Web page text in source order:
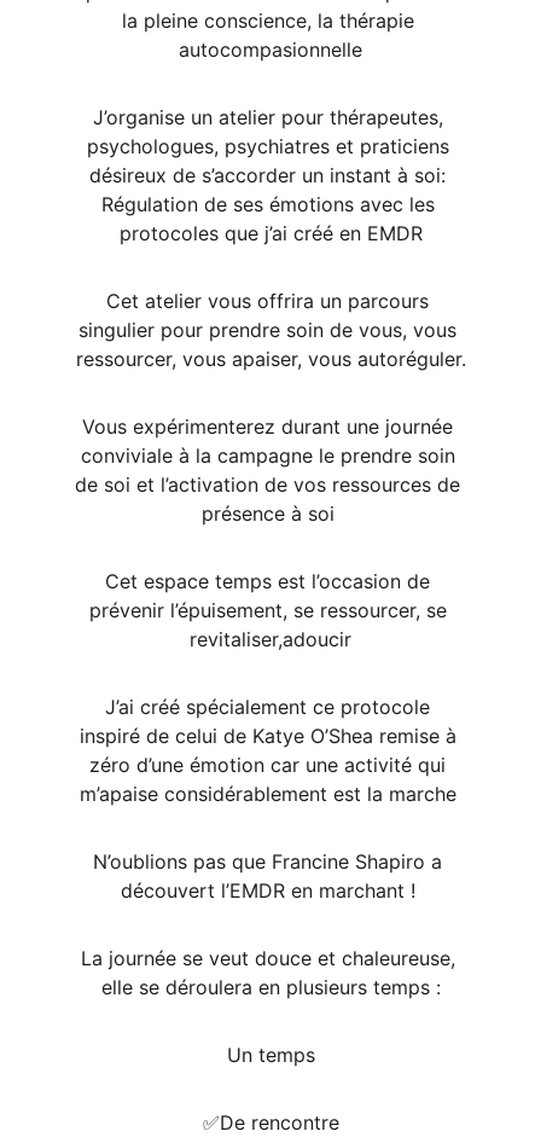
la pleine conscience, la thérapie
autocompasionnelle
J’organise un atelier pour thérapeutes,
psychologues, psychiatres et praticiens
désireux de s’accorder un instant à soi:
Régulation de ses émotions avec les
protocoles que j’ai créé en EMDR
Cet atelier vous offrira un parcours
singulier pour prendre soin de vous, vous
ressourcer, vous apaiser, vous autoréguler.
Vous expérimenterez durant une journée
conviviale à la campagne le prendre soin
de soi et l’activation de vos ressources de
présence à soi
Cet espace temps est l’occasion de
prévenir l’épuisement, se ressourcer, se
revitaliser,adoucir
J’ai créé spécialement ce protocole
inspiré de celui de Katye O’Shea remise à
zéro d’une émotion car une activité qui
m’apaise considérablement est la marche
N’oublions pas que Francine Shapiro a
découvert l’EMDR en marchant !
La journée se veut douce et chaleureuse,
elle se déroulera en plusieurs temps :
Un temps
✅️De rencontre